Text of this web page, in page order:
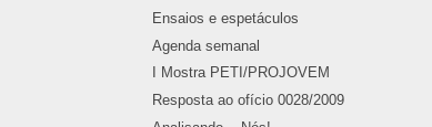
Ensaios e espetáculos
Agenda semanal
I Mostra PETI/PROJOVEM
Resposta ao ofício 0028/2009